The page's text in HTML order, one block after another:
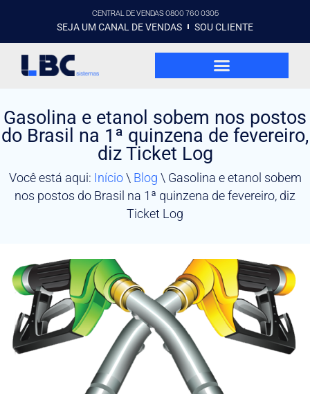
CENTRAL DE VENDAS 0800 760 0305
SEJA UM CANAL DE VENDAS SOU CLIENTE
Gasolina e etanol sobem nos postos
do Brasil na 1ª quinzena de fevereiro,
diz Ticket Log
Você está aqui: Início\ Blog \ Gasolina e etanol sobem
nos postos do Brasil na 1ª quinzena de fevereiro, diz
Ticket Log